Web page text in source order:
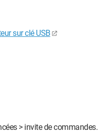
sur clé USB
> invite de commandes.